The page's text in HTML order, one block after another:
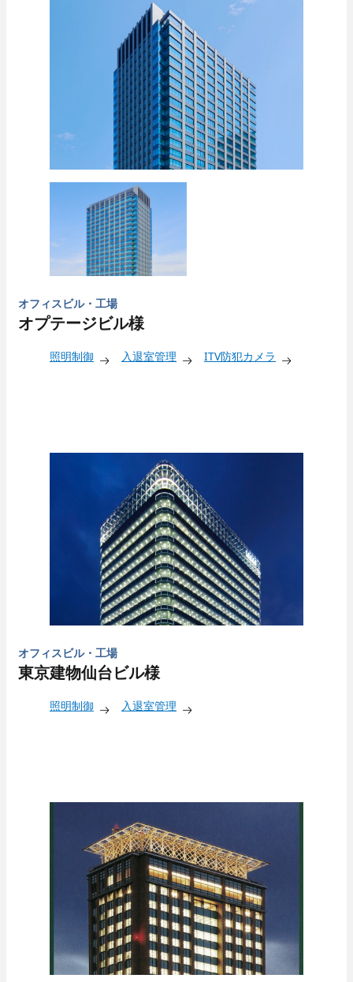
オフィスビル・工場
オプテージビル様
照明制御 入退室管理 ITV防犯カメラ
オフィスビル・工場
東京建物仙台ビル様
照明制御 入退室管理